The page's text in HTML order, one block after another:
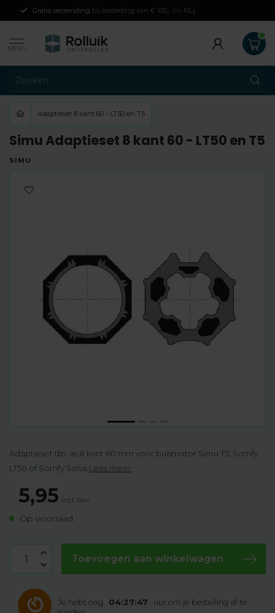
Gratis verzending bij besteding van € 100,- (in NL)
MENU
Adaptieset 8 kant 60 - LT50 en T5
Simu Adaptieset 8 kant 60 - LT50 en T5
SIMU
Adaptieset tbv as 8 kant 60 mm voor buismotor Simu T5, Somfy
LT50 of Somfy Solus Lees meer
5,95 Incl. btw
Op voorraad
Toevoegen aan winkelwagen
Je hebt nog 04:27:46
uur om je bestelling af te